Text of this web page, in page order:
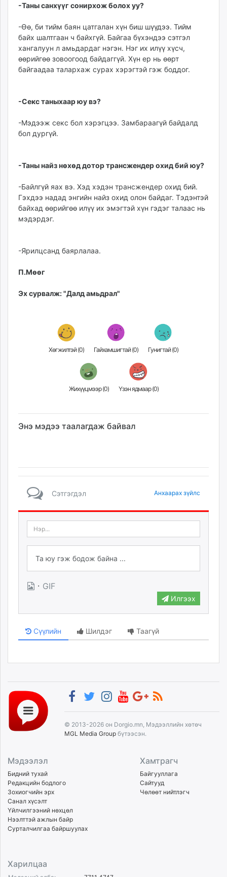
-Таны санхүүг сонирхож болох уу?
-Өө, би тийм баян цатгалан хүн биш шүүдээ. Тийм
байх шалтгаан ч байхгүй. Байгаа бүхэндээ сэтгэл
хангалуун л амьдардаг нэгэн. Нэг их илүү хүсч,
өөрийгөө зовоогоод байдаггүй. Хүн ер нь өөрт
байгаадаа талархаж сурах хэрэгтэй гэж боддог.
-Секс таныхаар юу вэ?
-Мэдээж секс бол хэрэгцээ. Замбараагүй байдалд
бол дургүй.
-Таны найз нөхөд дотор трансжендер охид бий юу?
-Байлгүй яах вэ. Хэд хэдэн трансжендер охид бий.
Гэхдээ надад энгийн найз охид олон байдаг. Тэдэнтэй
байхад өөрийгөө илүү их эмэгтэй хүн гэдэг талаас нь
мэдэрдэг.
-Ярилцсанд баярлалаа.
П.Мөөг
Эх сурвалж: "Далд амьдрал"
Хөгжилтэй (0) Гайхамшигтай (0) Гунигтай (0)
Жихүүцмээр (0) Үзэн ядмаар (0)
Энэ мэдээ таалагдаж байвал
Сэтгэгдэл Анхаарах зүйлс
· GIF
Илгээх
Сүүлийн Шилдэг Таагүй
© 2013-2026 он Dorgio.mn, Мэдээллийн хөтөч
MGL Media Group бүтээсэн.
Мэдээлэл
Бидний тухай
Редакцийн бодлого
Зохиогчийн эрх
Санал хүсэлт
Үйлчилгээний нөхцөл
Нээлттэй ажлын байр
Сурталчилгаа байршуулах
Хамтрагч
Байгууллага
Сайтууд
Чөлөөт нийтлэгч
Харилцаа